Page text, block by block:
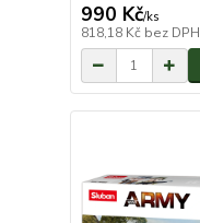
990 Kč/ks
818,18 Kč bez DPH